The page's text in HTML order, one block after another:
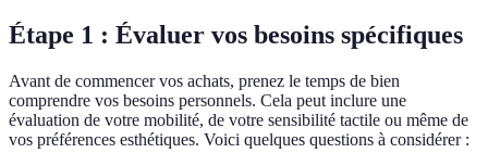
Étape 1 : Évaluer vos besoins spécifiques
Avant de commencer vos achats, prenez le temps de bien
comprendre vos besoins personnels. Cela peut inclure une
évaluation de votre mobilité, de votre sensibilité tactile ou même de
vos préférences esthétiques. Voici quelques questions à considérer :